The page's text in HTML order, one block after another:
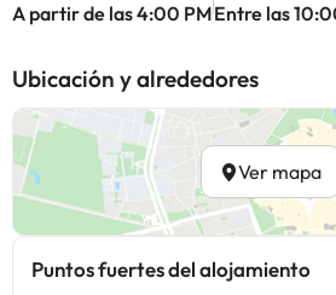
A partir de las 4:00 PMEntre las
Ubicación y alrededores
Ver mapa
Puntos fuertes del alojamiento